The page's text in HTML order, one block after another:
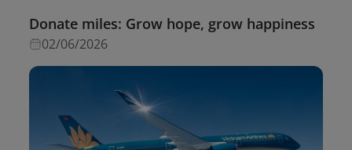
Donate miles: Grow hope, grow happiness
02/06/2026